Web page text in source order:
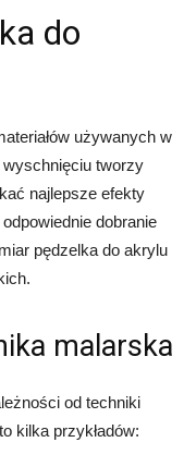
do
używanych w
tworzy
najlepsze efekty
dobranie
pędzelka do akrylu
malarska
od techniki
kilka przykładów: